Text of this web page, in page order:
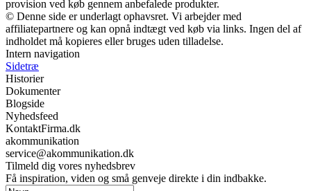
provision ved køb gennem anbefalede produkter.
© Denne side er underlagt ophavsret. Vi arbejder med
affiliatepartnere og kan opnå indtægt ved køb via links. Ingen del af
indholdet må kopieres eller bruges uden tilladelse.
Intern navigation
Sidetræ
Historier
Dokumenter
Blogside
Nyhedsfeed
KontaktFirma.dk
akommunikation
service@akommunikation.dk
Tilmeld dig vores nyhedsbrev
Få inspiration, viden og små genveje direkte i din indbakke.